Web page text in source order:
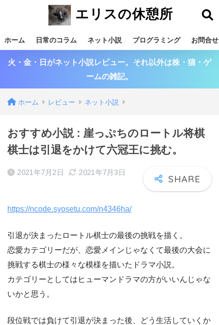
エリスの休憩所
ホーム 日常のコラム ネット小説 プログラミング お問合せ
火・金・日がネット小説レビュー。それ以外は株・猫・ゲ
ームの雑記。
ホーム レビュー ネット小説
おすすめ小説 : 崖っぷちのロートル将棋
棋士は引退をかけて六冠王に挑む。
2021年7月2日 2021年7月3日
https://ncode.syosetu.com/n4346ha/
引退が決まったロートル棋士の最後の挑戦を描く。
恋愛カテゴリーだが、恋愛メインじゃなくて最後の大会に
挑戦する棋士の様々な模様を描いたドラマ小説。
カテゴリーとしてはヒューマンドラマの方がいいんじゃな
いかと思う。
段位戦では負けて引退が決まった後、どう生活していくか